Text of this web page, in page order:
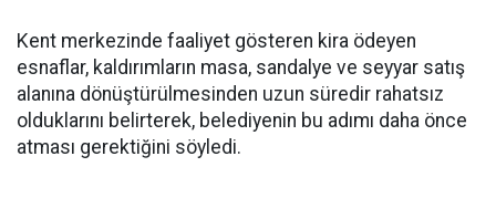
Kent merkezinde faaliyet gösteren kira ödeyen
esnaflar, kaldırımların masa, sandalye ve seyyar satış
alanına dönüştürülmesinden uzun süredir rahatsız
olduklarını belirterek, belediyenin bu adımı daha önce
atması gerektiğini söyledi.